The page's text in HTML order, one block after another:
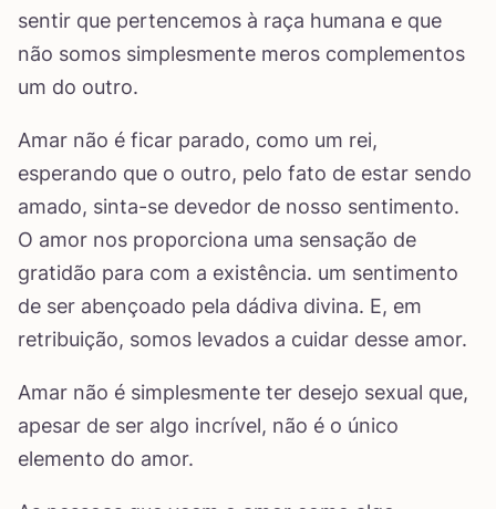
sentir que pertencemos à raça humana e que
não somos simplesmente meros complementos
um do outro.
Amar não é ficar parado, como um rei,
esperando que o outro, pelo fato de estar sendo
amado, sinta-se devedor de nosso sentimento.
O amor nos proporciona uma sensação de
gratidão para com a existência. um sentimento
de ser abençoado pela dádiva divina. E, em
retribuição, somos levados a cuidar desse amor.
Amar não é simplesmente ter desejo sexual que,
apesar de ser algo incrível, não é o único
elemento do amor.